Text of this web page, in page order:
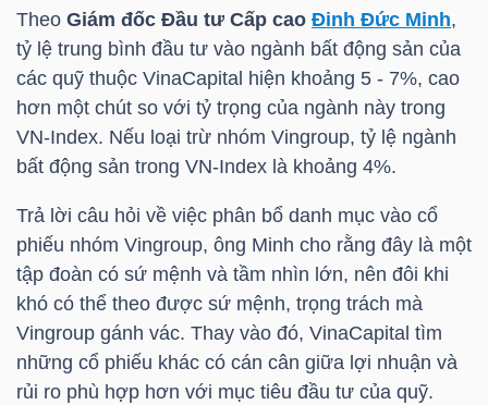
Theo Giám đốc Đầu tư Cấp cao Đinh Đức Minh,
tỷ lệ trung bình đầu tư vào ngành bất động sản của
các quỹ thuộc VinaCapital hiện khoảng 5 - 7%, cao
hơn một chút so với tỷ trọng của ngành này trong
VN-Index. Nếu loại trừ nhóm Vingroup, tỷ lệ ngành
bất động sản trong VN-Index là khoảng 4%.
Trả lời câu hỏi về việc phân bổ danh mục vào cổ
phiếu nhóm Vingroup, ông Minh cho rằng đây là một
tập đoàn có sứ mệnh và tầm nhìn lớn, nên đôi khi
khó có thể theo được sứ mệnh, trọng trách mà
Vingroup gánh vác. Thay vào đó, VinaCapital tìm
những cổ phiếu khác có cán cân giữa lợi nhuận và
rủi ro phù hợp hơn với mục tiêu đầu tư của quỹ.
Tất cả Người nội bộ Người liên quan Cổ đông lớn
(-)
Bài
viết
của
tác
giả
(-)